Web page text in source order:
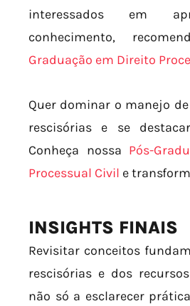
interessados em
conhecimento,
Graduação em Direito
Quer dominar o manejo
rescisórias e se
Conheça nossa Pós-
Processual Civil e
INSIGHTS FINAIS
Revisitar conceitos
rescisórias e dos
não só a esclarecer